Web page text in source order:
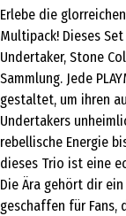
Erlebe die
Multipack! Dieses
Undertaker, Stone
Sammlung. Jede
gestaltet, um ihren
Undertakers
rebellische Energie
dieses Trio ist eine
Die Ära gehört dir
geschaffen für Fans,